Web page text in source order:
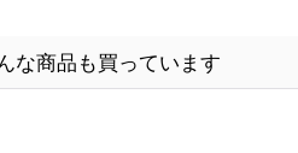
な商品も買っています